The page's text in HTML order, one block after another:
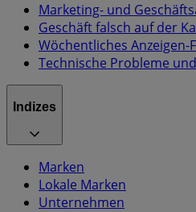
Marketing- und
Geschäft falsch auf der
Wöchentliches Anzeigen-
Technische Probleme
Indizes
Marken
Lokale Marken
Unternehmen